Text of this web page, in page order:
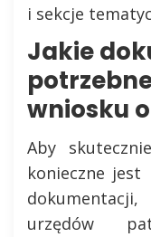
i sekcje
Jakie
wniosku
Aby
konieczne jest
urzędów